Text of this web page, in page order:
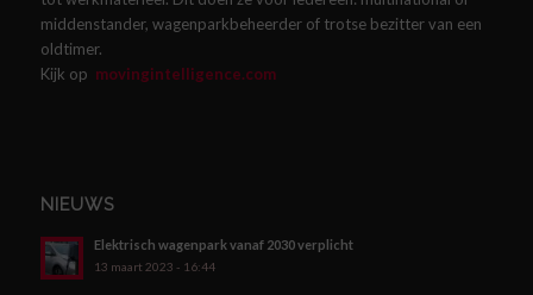
middenstander, wagenparkbeheerder of trotse bezitter van een
oldtimer.
Kijk op movingintelligence.com
NIEUWS
Elektrisch wagenpark vanaf 2030 verplicht
13 maart 2023 - 16:44